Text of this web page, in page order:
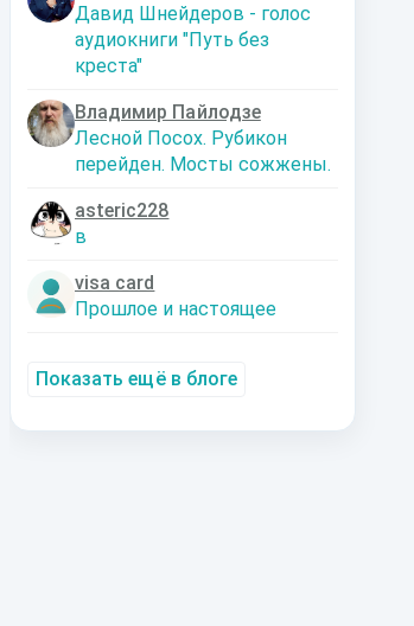
Давид Шнейдеров - голос
аудиокниги "Путь без
креста"
Владимир Пайлодзе
Лесной Посох. Рубикон
перейден. Мосты сожжены.
asteric228
в
visa card
Прошлое и настоящее
Показать ещё в блоге
Дальняя
экспедиция
Александрович
Кто я? Или как